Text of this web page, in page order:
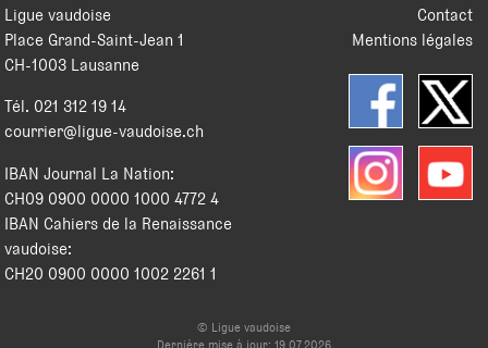
Contact
Mentions légales
Ligue vaudoise
Place Grand-Saint-Jean 1
CH-1003 Lausanne
Tél. 021 312 19 14
courrier@ligue-vaudoise.ch
IBAN Journal La Nation:
CH09 0900 0000 1000 4772 4
IBAN Cahiers de la Renaissance
vaudoise:
CH20 0900 0000 1002 2261 1
© Ligue vaudoise
Dernière mise à jour: 19.07.2026